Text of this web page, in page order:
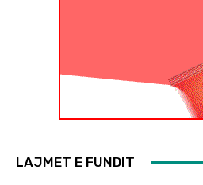
LAJMET E FUNDIT